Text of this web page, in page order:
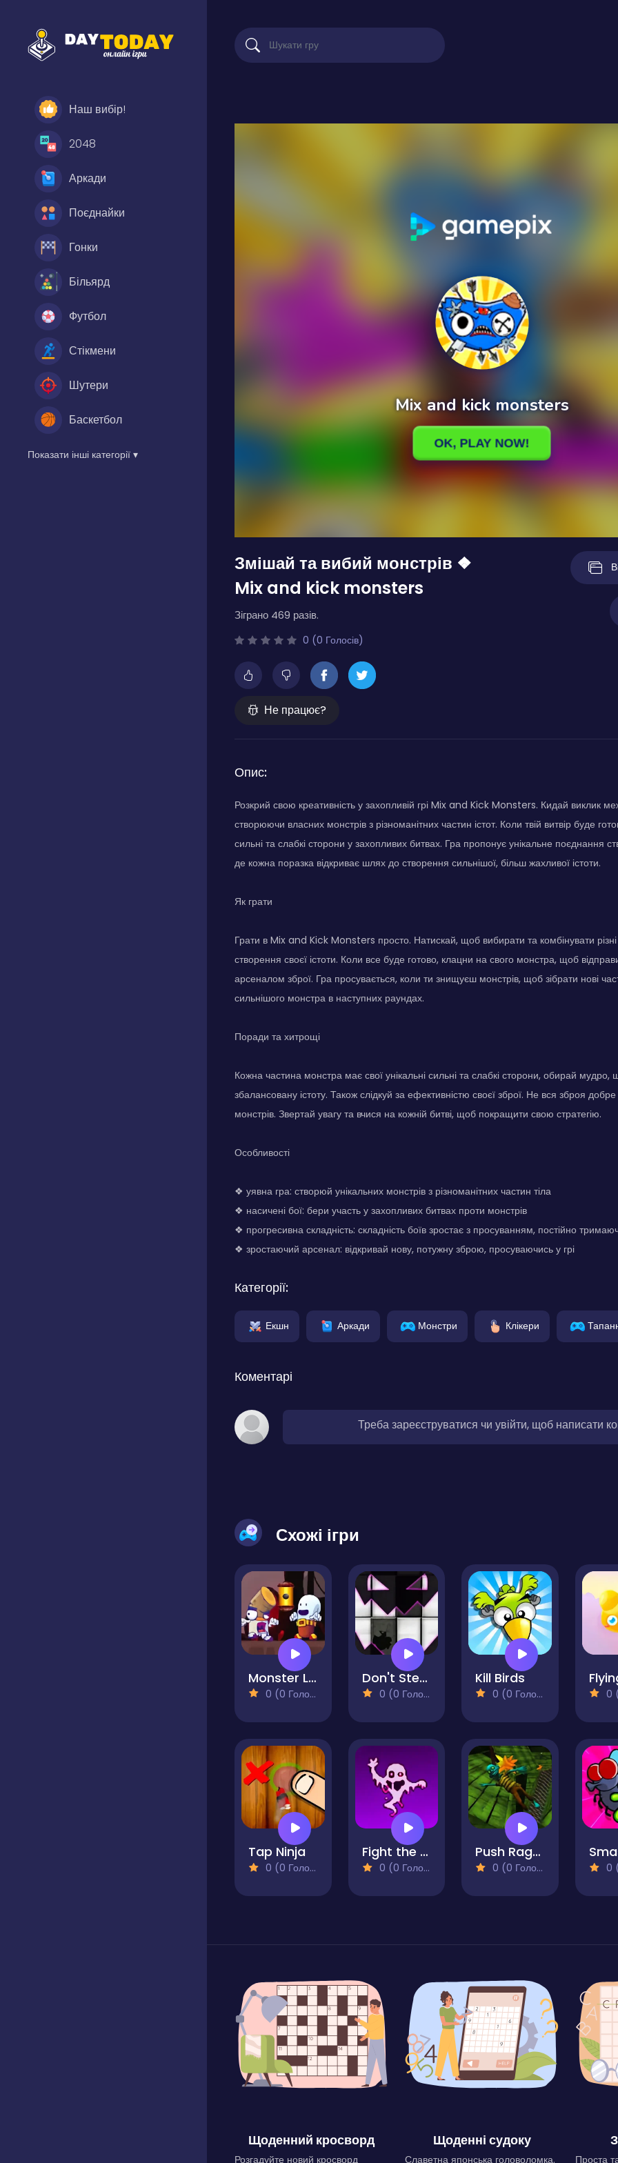
Наш вибір!
2048
Аркади
Поєднайки
Гонки
Більярд
Футбол
Стікмени
Шутери
Баскетбол
Показати інші категорії ▾
Змішай та вибий монстрів ❖
Mix and kick monsters
Зіграно 469 разів.
0 (0 Голосів)
Не працює?
Опис:
Розкрий свою креативність у захопливій грі Mix and Kick Monsters. Кидай виклик
створюючи власних монстрів з різноманітних частин істот. Коли твій витвір буде
сильні та слабкі сторони у захопливих битвах. Гра пропонує унікальне поєднання
де кожна поразка відкриває шлях до створення сильнішої, більш жахливої істоти.
Як грати
Грати в Mix and Kick Monsters просто. Натискай, щоб вибирати та комбінувати
створення своєї істоти. Коли все буде готово, клацни на свого монстра, щоб
арсеналом зброї. Гра просувається, коли ти знищуєш монстрів, щоб зібрати нові
сильнішого монстра в наступних раундах.
Поради та хитрощі
Кожна частина монстра має свої унікальні сильні та слабкі сторони, обирай мудро,
збалансовану істоту. Також слідкуй за ефективністю своєї зброї. Не вся зброя
монстрів. Звертай увагу та вчися на кожній битві, щоб покращити свою стратегію.
Особливості
❖ уявна гра: створюй унікальних монстрів з різноманітних частин тіла
❖ насичені бої: бери участь у захопливих битвах проти монстрів
❖ прогресивна складність: складність боїв зростає з просуванням, постійно
❖ зростаючий арсенал: відкривай нову, потужну зброю, просуваючись у грі
Категорії:
Екшн Аркади Монстри Клікери
Коментарі
Треба зареєструватися чи увійти, щоб написати
Схожі ігри
Monster Live
0 (0 Голосів)
Don't Step on the White Tile Revenge
0 (0 Голосів)
Kill Birds
0 (0 Голосів) 0
Tap Ninja
0 (0 Голосів)
Fight the Ghosts
0 (0 Голосів)
Push Ragdoll Zombie
0 (0 Голосів) 0
Щоденний кросворд
Розгадуйте новий кросворд
Щоденні судоку
Славетна японська головоломка. Проста